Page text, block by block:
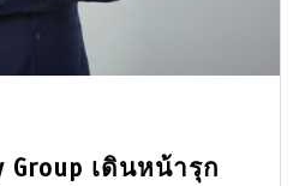
Group เดินหน้ารุก